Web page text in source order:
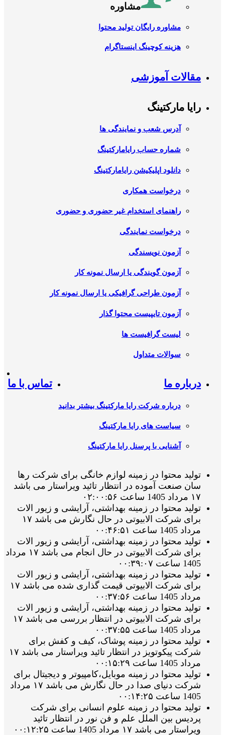
مشاوره
مشاوره رایگان تولید محتوا
هزینه کوچینگ اینستاگرام
مقالات آموزشی
رایا مارکتینگ
آدرس شعب و نمایندگی ها
شماره حساب رایامارکتینگ
دانلود اپلیکیشن رایامارکتینگ
درخواست همکاری
راهنمای استخدام غیر حضوری و حضوری
درخواست نمایندگی
آزمون نویسندگی
آزمون گویندگی یا ارسال نمونه کار
آزمون طراحی گرافیکی یا ارسال نمونه کار
آزمون تایپیست محتوا گذار
لیست گرافیست ها
سوالات متداول
درباره ما
درباره شرکت رایا مارکتینگ بیشتر بدانید
سیاست های رایا مارکتینگ
آشنایی با پرسنل رایا مارکتینگ
تماس با ما
تولید محتوا در زمینه لوازم خانگی برای شرکت رها
سان صنعت آموده در انتظار تائید ویراستار می باشد
۱۷ مرداد 1405 ساعت ۰۲:۰۰:۵۶
تولید محتوا در زمینه بهداشتی، آرایشی و زیور الات
برای شرکت الابیوتی در حال نگارش می باشد ۱۷
مرداد 1405 ساعت ۰۰:۴۶:۵۱
تولید محتوا در زمینه بهداشتی، آرایشی و زیور الات
برای شرکت الابیوتی در حال انجام می باشد ۱۷ مرداد
1405 ساعت ۰۰:۳۹:۰۷
تولید محتوا در زمینه بهداشتی، آرایشی و زیور الات
برای شرکت الابیوتی قیمت گذاری شده می باشد ۱۷
مرداد 1405 ساعت ۰۰:۳۷:۵۶
تولید محتوا در زمینه بهداشتی، آرایشی و زیور الات
برای شرکت الابیوتی در انتظار بررسی می باشد ۱۷
مرداد 1405 ساعت ۰۰:۳۷:۵۵
تولید محتوا در زمینه پوشاک، کیف و کفش برای
شرکت پیکوتویز در انتظار تائید ویراستار می باشد ۱۷
مرداد 1405 ساعت ۰۰:۱۵:۲۹
تولید محتوا در زمینه موبایل،کامپیوتر و دیجیتال برای
شرکت دنیای صدا در حال نگارش می باشد ۱۷ مرداد
1405 ساعت ۰۰:۱۴:۲۵
تولید محتوا در زمینه علوم انسانی برای شرکت
پردیس بین الملل علم و فن نور در انتظار تائید
ویراستار می باشد ۱۷ مرداد 1405 ساعت ۰۰:۱۲:۲۵